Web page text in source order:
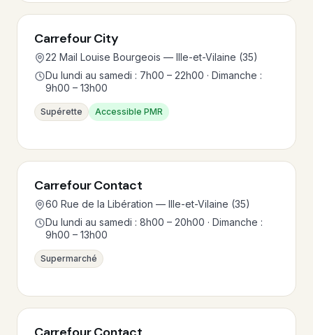
Carrefour City
22 Mail Louise Bourgeois — Ille-et-Vilaine (35)
Du lundi au samedi : 7h00 – 22h00 · Dimanche :
9h00 – 13h00
Supérette Accessible PMR
Carrefour Contact
60 Rue de la Libération — Ille-et-Vilaine (35)
Du lundi au samedi : 8h00 – 20h00 · Dimanche :
9h00 – 13h00
Supermarché